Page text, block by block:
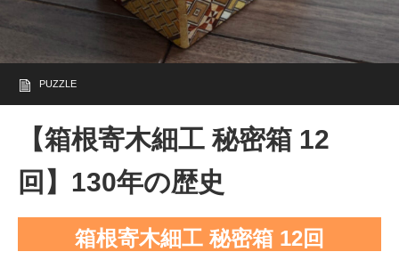
PUZZLE
【箱根寄木細工 秘密箱 12
回】130年の歴史
箱根寄木細工 秘密箱 12回